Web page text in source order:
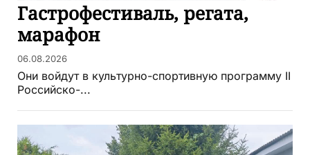
Гастрофестиваль, регата,
марафон
06.08.2026
Они войдут в культурно-спортивную программу II
Российско-...